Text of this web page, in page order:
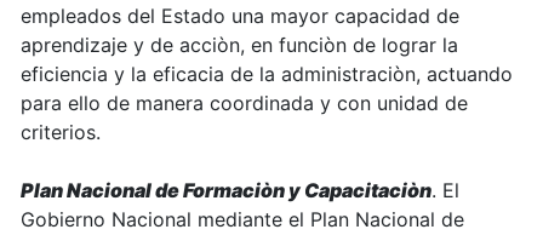
empleados del Estado una mayor capacidad de
aprendizaje y de acciòn, en funciòn de lograr la
eficiencia y la eficacia de la administraciòn, actuando
para ello de manera coordinada y con unidad de
criterios.
Plan Nacional de Formaciòn y Capacitaciòn. El
Gobierno Nacional mediante el Plan Nacional de